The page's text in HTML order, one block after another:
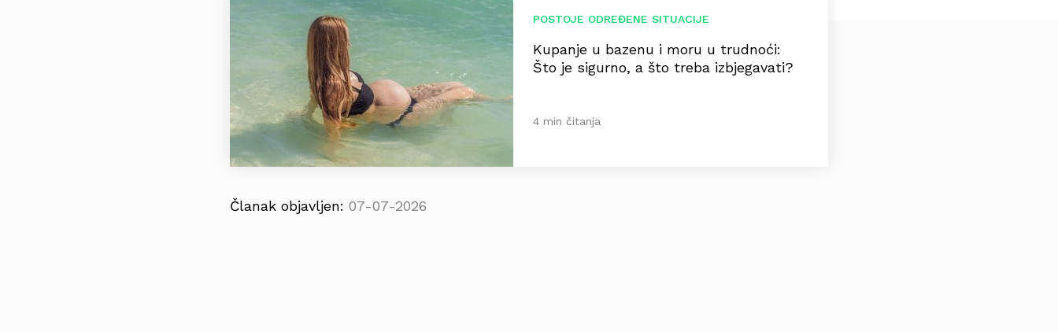
POSTOJE ODREĐENE SITUACIJE
Kupanje u bazenu i moru u trudnoći:
Što je sigurno, a što treba izbjegavati?
4 min čitanja
Članak objavljen: 07-07-2026